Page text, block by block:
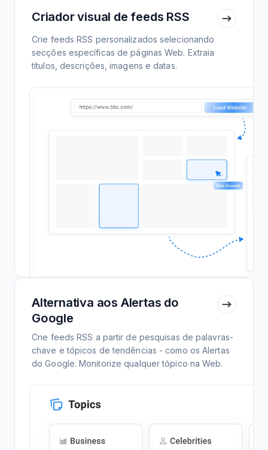
Criador visual de feeds RSS
Crie feeds RSS personalizados selecionando
secções específicas de páginas Web. Extraia
títulos, descrições, imagens e datas.
Alternativa aos Alertas do
Google
Crie feeds RSS a partir de pesquisas de palavras-
chave e tópicos de tendências - como os Alertas
do Google. Monitorize qualquer tópico na Web.